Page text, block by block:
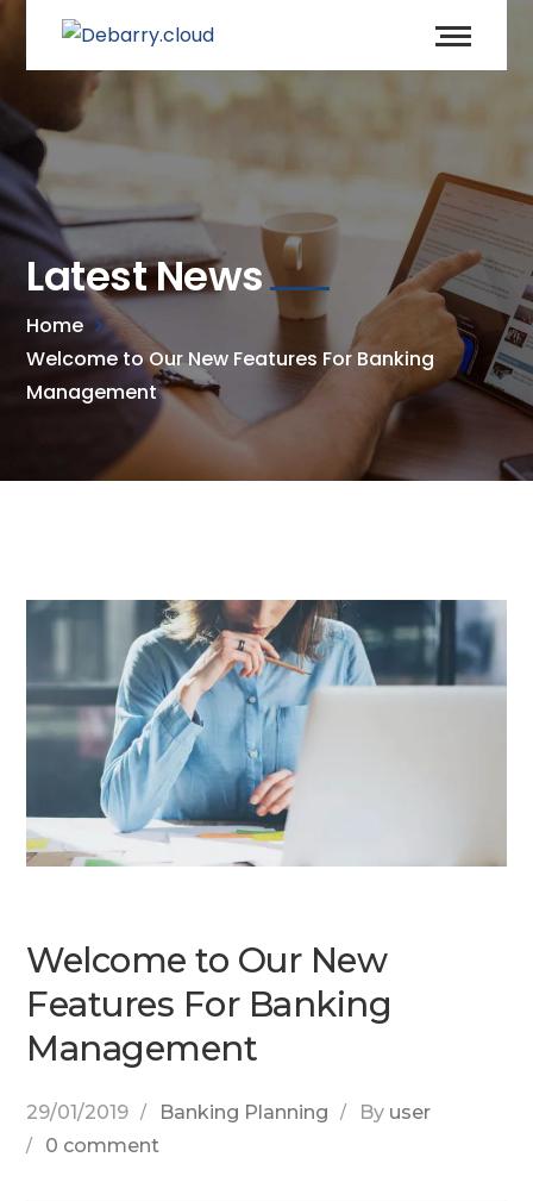
Latest News
Home
Welcome to Our New Features For Banking
Management
Welcome to Our New
Features For Banking
Management
29/01/2019 Banking Planning By user
0 comment